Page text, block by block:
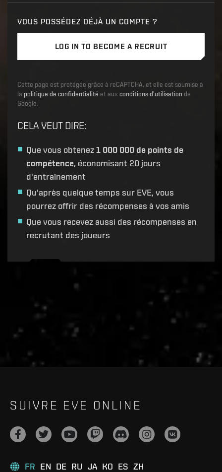
VOUS POSSÉDEZ DÉJÀ UN COMPTE ?
LOG IN TO BECOME A RECRUIT
Cette page est protégée grâce à reCAPTCHA, et elle est soumise à
la politique de confidentialité et aux conditions d'utilisation de
Google.
CELA VEUT DIRE:
Que vous obtenez1 000 000 de points de
compétence, économisant 20 jours
d'entraînement
Qu'après quelque temps sur EVE, vous
pourrez offrir des récompenses à vos amis
Que vous recevez aussi des récompenses en
recrutant des joueurs
SUIVRE EVE ONLINE
FR EN DE RU JA KO ES ZH